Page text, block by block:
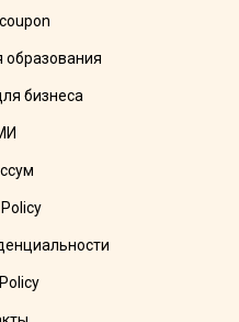
образования
бизнеса